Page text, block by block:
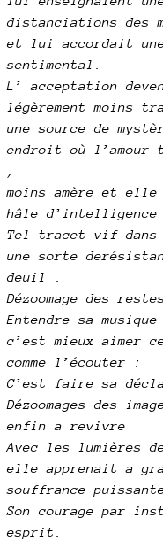
distanciations des
et lui accordait une
sentimental.
L’ acceptation
légèrement moins
une source de
endroit où l’amour
moins amère et
hâle d’intelligence
Tel tracet vif dans
une sorte
deuil .
Dézoomage des
Entendre sa
c’est mieux aimer
comme l’écouter :
C’est faire sa
Dézoomages des
enfin a revivre
Avec les lumières
elle apprenait a
souffrance
Son courage par
esprit.